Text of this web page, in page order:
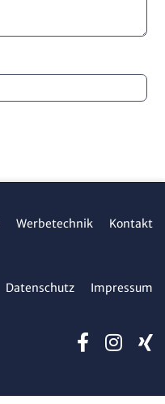
Werbetechnik Kontakt
Datenschutz Impressum